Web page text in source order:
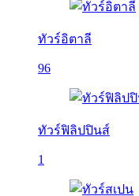
ทัวร์อิตาลี
96
ทัวร์ฟิลิปปินส์
1